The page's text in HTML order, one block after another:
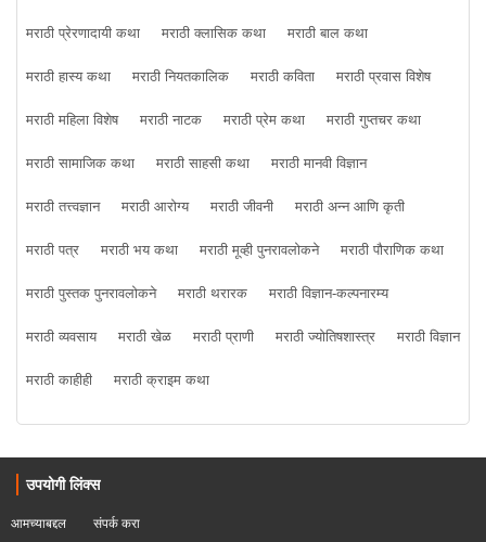
मराठी प्रेरणादायी कथा मराठी क्लासिक कथा मराठी बाल कथा
मराठी हास्य कथा मराठी नियतकालिक मराठी कविता मराठी प्रवास विशेष
मराठी महिला विशेष मराठी नाटक मराठी प्रेम कथा मराठी गुप्तचर कथा
मराठी सामाजिक कथा मराठी साहसी कथा मराठी मानवी विज्ञान
मराठी तत्त्वज्ञान मराठी आरोग्य मराठी जीवनी मराठी अन्न आणि कृती
मराठी पत्र मराठी भय कथा मराठी मूव्ही पुनरावलोकने मराठी पौराणिक कथा
मराठी पुस्तक पुनरावलोकने मराठी थरारक मराठी विज्ञान-कल्पनारम्य
मराठी व्यवसाय मराठी खेळ मराठी प्राणी मराठी ज्योतिषशास्त्र मराठी विज्ञान
मराठी काहीही मराठी क्राइम कथा
उपयोगी लिंक्स
आमच्याबद्दल संपर्क करा